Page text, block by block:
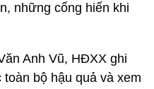
những cống hiến khi
Anh Vũ, HĐXX ghi
bộ hậu quả và xem